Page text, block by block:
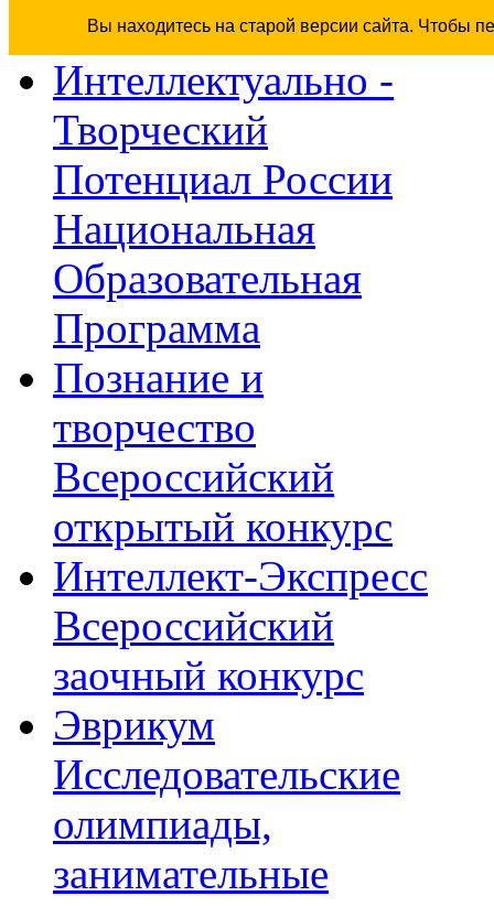
Вы находитесь на старой версии сайта. Чтобы
Интеллектуально -
Творческий
Потенциал России
Национальная
Образовательная
Программа
Познание и
творчество
Всероссийский
открытый конкурс
Интеллект-Экспресс
Всероссийский
заочный конкурс
Эврикум
Исследовательские
олимпиады,
занимательные